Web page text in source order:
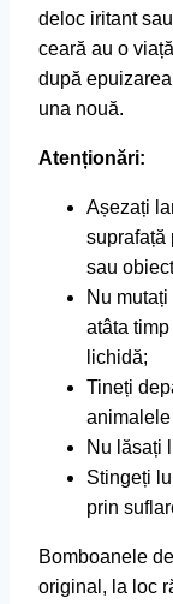
deloc iritant
ceară au o
după
una nouă.
Atenționări:
Așezați
suprafață
sau
Nu
atâta
lichidă;
Tineți
Nu lăsați
Stingeți
prin
Bomboanele
original, la loc